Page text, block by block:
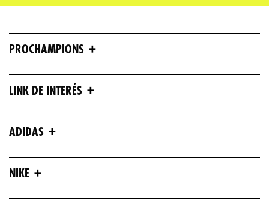
PROCHAMPIONS +
LINK DE INTERÉS +
ADIDAS +
NIKE +